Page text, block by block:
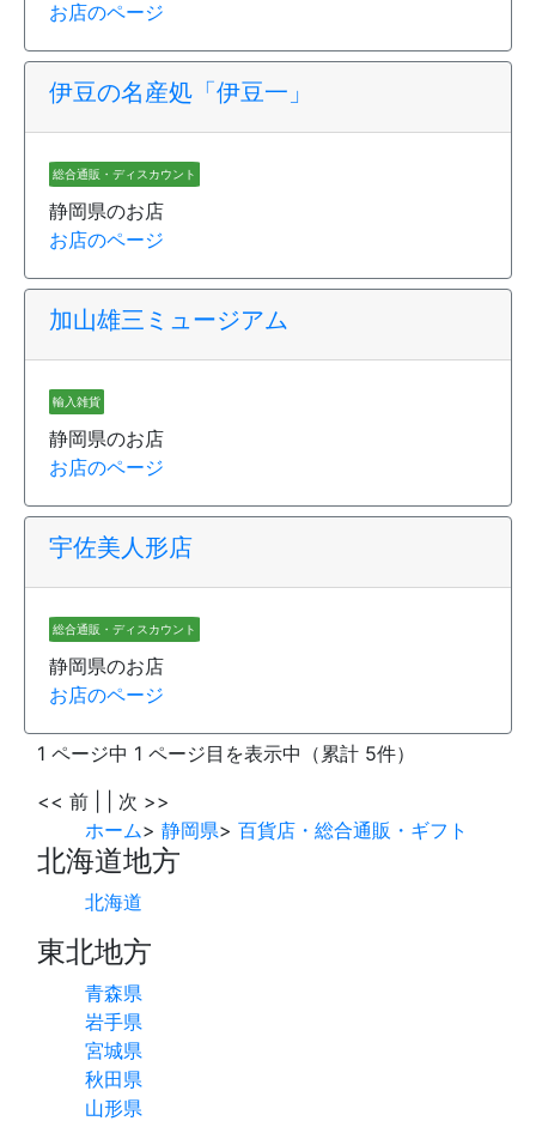
お店のページ
伊豆の名産処「伊豆一」
総合通販・ディスカウント
静岡県のお店
お店のページ
加山雄三ミュージアム
輸入雑貨
静岡県のお店
お店のページ
宇佐美人形店
総合通販・ディスカウント
静岡県のお店
お店のページ
1 ページ中 1 ページ目を表示中（累計 5件）
<< 前
次 >>
ホーム> 静岡県> 百貨店・総合通販・ギフト
北海道地方
北海道
東北地方
青森県
岩手県
宮城県
秋田県
山形県